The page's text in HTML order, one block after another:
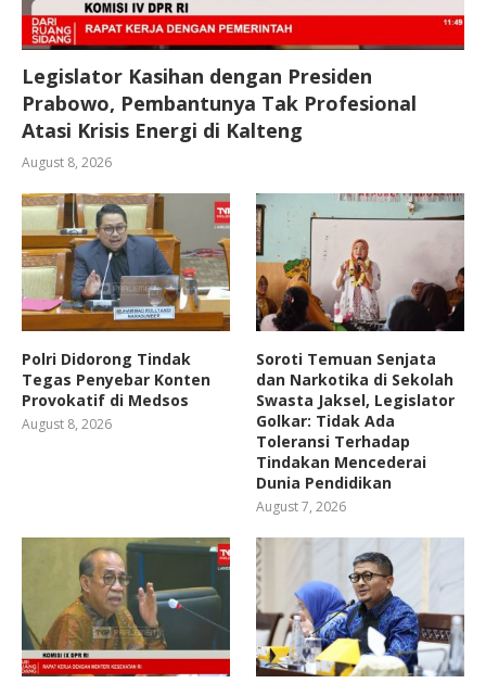
Legislator Kasihan dengan Presiden
Prabowo, Pembantunya Tak Profesional
Atasi Krisis Energi di Kalteng
August 8, 2026
Polri Didorong Tindak
Tegas Penyebar Konten
Provokatif di Medsos
August 8, 2026
Soroti Temuan Senjata
dan Narkotika di Sekolah
Swasta Jaksel, Legislator
Golkar: Tidak Ada
Toleransi Terhadap
Tindakan Mencederai
Dunia Pendidikan
August 7, 2026